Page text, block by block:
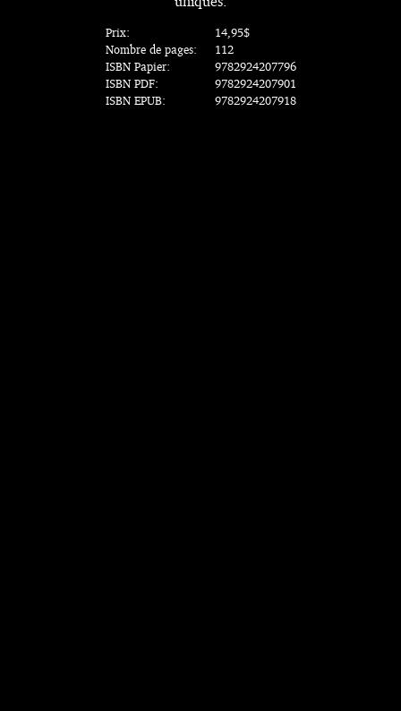
Prix:
Nombre de pages:
ISBN Papier:
ISBN PDF:
ISBN EPUB:
14,95$
112
9782924207796
9782924207901
9782924207918